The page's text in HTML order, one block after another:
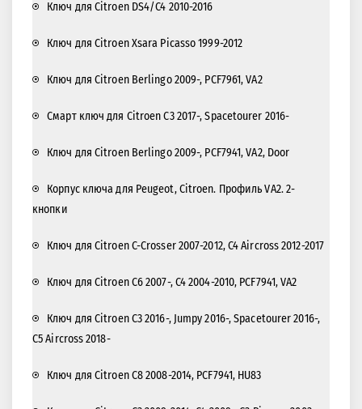
Ключ для Citroen DS4/C4 2010-2016
Ключ для Citroen Xsara Picasso 1999-2012
Ключ для Citroen Berlingo 2009-, PCF7961, VA2
Смарт ключ для Citroen C3 2017-, Spacetourer 2016-
Ключ для Citroen Berlingo 2009-, PCF7941, VA2, Door
Корпус ключа для Peugeot, Citroen. Профиль VA2. 2-
кнопки
Ключ для Citroen C-Crosser 2007-2012, C4 Aircross 2012-2017
Ключ для Citroen C6 2007-, С4 2004-2010, PCF7941, VA2
Ключ для Citroen C3 2016-, Jumpy 2016-, Spacetourer 2016-,
C5 Aircross 2018-
Ключ для Citroen C8 2008-2014, PCF7941, HU83